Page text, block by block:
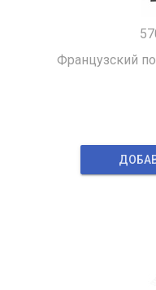
Французский